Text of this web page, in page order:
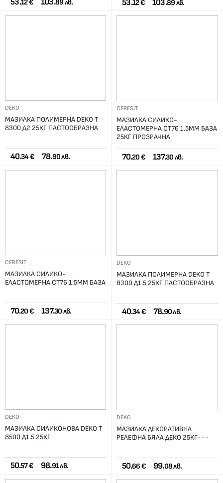
53.12 € 103.89 лв. 53.12 € 103.89 лв.
DEKO
МАЗИЛКА ПОЛИМЕРНА DEKO T
8300 Д2 25КГ ПАСТООБРАЗНА
40.34 € 78.90 лв.
CERESIT
МАЗИЛКА СИЛИКО-
ЕЛАСТОМЕРНА СТ76 1.5ММ БАЗА
25КГ ПРОЗРАЧНА
70.20 € 137.30 лв.
CERESIT
МАЗИЛКА СИЛИКО-
ЕЛАСТОМЕРНА СТ76 1.5ММ БАЗА
70.20 € 137.30 лв.
DEKO
МАЗИЛКА ПОЛИМЕРНА DEKO T
8300 Д1.5 25КГ ПАСТООБРАЗНА
40.34 € 78.90 лв.
DEKO
МАЗИЛКА СИЛИКОНОВА DEKO T
8500 Д1.5 25КГ
50.57 € 98.91 лв.
DEKO
МАЗИЛКА ДЕКОРАТИВНА
РЕЛЕФНА БЯЛА ДЕКО 25КГ---
50.66 € 99.08 лв.